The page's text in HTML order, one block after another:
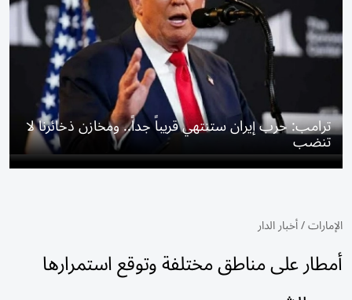
ترامب: حرب إيران ستنتهي قريباً جداً.. ومخازن ذخائرنا لا
تنضب
الإمارات/أخبار الدار
أمطار على مناطق مختلفة وتوقع استمرارها